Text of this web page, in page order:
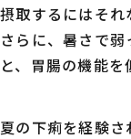
摂取するにはそれ
さらに、暑さで
と、胃腸の機能を
夏の下痢を経験